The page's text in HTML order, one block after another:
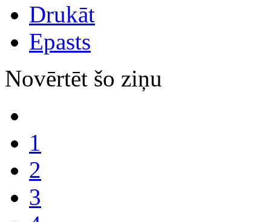
Drukāt
Epasts
Novērtēt šo ziņu
1
2
3